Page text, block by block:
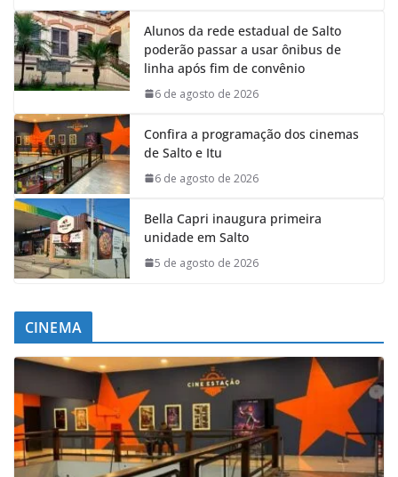
Alunos da rede estadual de Salto
poderão passar a usar ônibus de
linha após fim de convênio
6 de agosto de 2026
Confira a programação dos cinemas
de Salto e Itu
6 de agosto de 2026
Bella Capri inaugura primeira
unidade em Salto
5 de agosto de 2026
CINEMA